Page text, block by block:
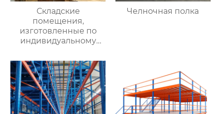
Складские
помещения,
изготовленные по
индивидуальному
сверхпрочные
стеллажи, складские
помещения на
складах,
интеллектуальные
вспомогательные
Челночная полка